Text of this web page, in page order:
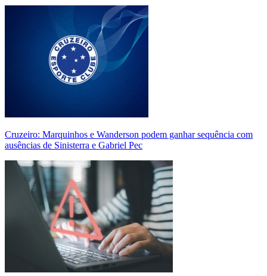
Cruzeiro: Marquinhos e Wanderson podem ganhar sequência com
ausências de Sinisterra e Gabriel Pec